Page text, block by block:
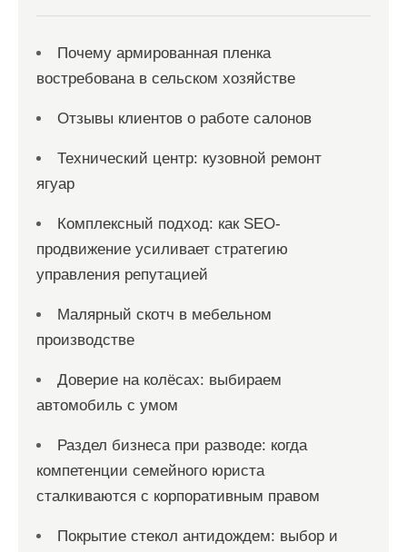
Почему армированная пленка
востребована в сельском хозяйстве
Отзывы клиентов о работе салонов
Технический центр: кузовной ремонт
ягуар
Комплексный подход: как SEO-
продвижение усиливает стратегию
управления репутацией
Малярный скотч в мебельном
производстве
Доверие на колёсах: выбираем
автомобиль с умом
Раздел бизнеса при разводе: когда
компетенции семейного юриста
сталкиваются с корпоративным правом
Покрытие стекол антидождем: выбор и